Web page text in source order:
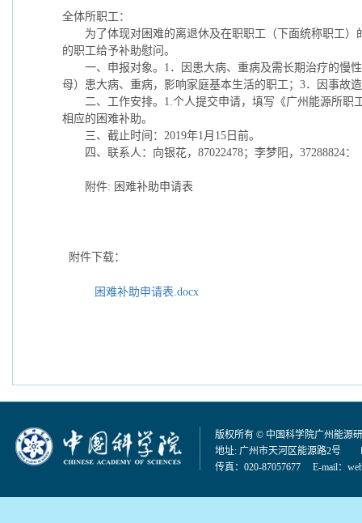
全体所职工：
为了体现对困难的离退休及在职职工（下面统称职工
的职工给予补助慰问。
一、申报对象。 1 ．因患大病、重病及需长期治疗的慢
母）患大病、重病，影响家庭基本生活的职工； 3．因事故
二、工作安排。 1.个人提交申请，填写《广州能源所职
相应的困难补助。
三、截止时间： 2019年1月 15 日前。
四、联系人：向银花， 87022478；李梦阳， 37288824：
附件: 困难补助申请表
附件下载：
困难补助申请表.docx
版权所有 © 中国科学院广州能源
地址: 广州市天河区能源路2号
传真：020-87057677 E-mail：